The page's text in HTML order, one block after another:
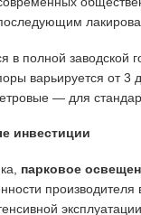
в полной
варьируется от
— для
инвестиции
парковое
эксплуатации.